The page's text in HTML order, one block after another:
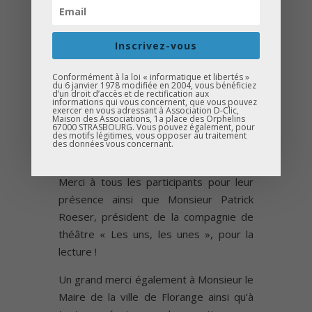
de l’écrivaine Sonia Salhi intitulé « la
Merci à tous les participants pour leur
présence ainsi que Monsieur Patrick
Roeser, président de la compagnie de
théâtre « Les uns, les unes », pour la
lecture !
Un grand merci également à Monsieur le
Maire de la ville de Florange ainsi qu’à
Inscrivez-vous
Conformément à la loi « informatique et libertés »
du 6 janvier 1978 modifiée en 2004, vous bénéficiez
d’un droit d’accès et de rectification aux
informations qui vous concernent, que vous pouvez
exercer en vous adressant à Association D-Clic,
Maison des Associations, 1a place des Orphelins
67000 STRASBOURG. Vous pouvez également, pour
des motifs légitimes, vous opposer au traitement
des données vous concernant.